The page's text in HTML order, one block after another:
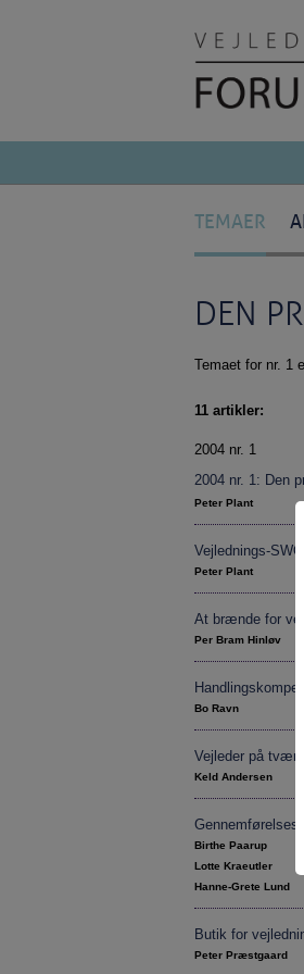
TEMAER
DEN
Temaet for nr. 1
11 artikler:
2004 nr. 1
2004 nr. 1: Den
Peter Plant
Vejlednings-SWOT
Peter Plant
At brænde for
Per Bram Hinløv
Bo Ravn
Vejleder på tværs
Keld Andersen
Birthe Paarup
Lotte Kraeutler
Hanne-Grete Lund
Butik for
Peter Præstgaard